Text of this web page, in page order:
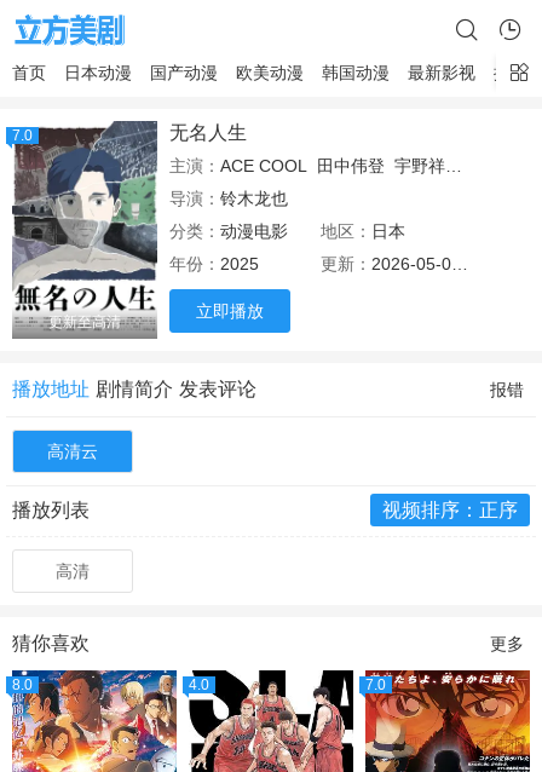
首页 日本动漫 国产动漫 欧美动漫 韩国动漫 最新影视 排行
7.0
更新至高清
无名人生
主演： ACE COOL 田中伟登 宇野祥平
导演： 铃木龙也
分类： 动漫电影 地区： 日本
年份： 2025 更新： 2026-05-02 22:30
立即播放
播放地址 剧情简介 发表评论 报错
高清云
播放列表 视频排序：正序
高清
猜你喜欢 更多
8.0 4.0 7.0